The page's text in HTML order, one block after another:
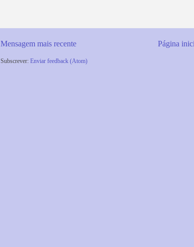
Mensagem mais recente Página
Subscrever: Enviar feedback (Atom)